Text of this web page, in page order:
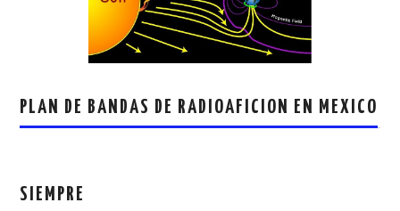
PLAN DE BANDAS DE RADIOAFICION EN MEXICO
SIEMPRE